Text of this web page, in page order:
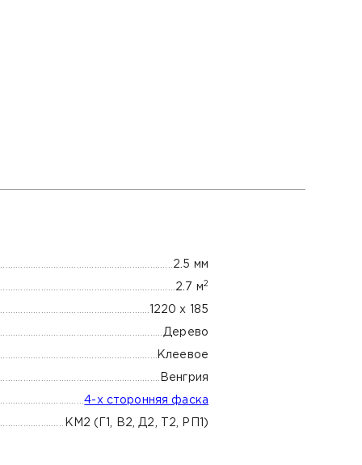
2.5 мм
2.7 м 2
1220 х 185
Дерево
Клеевое
Венгрия
4-х сторонняя фаска
КМ2 (Г1, В2, Д2, Т2, РП1)